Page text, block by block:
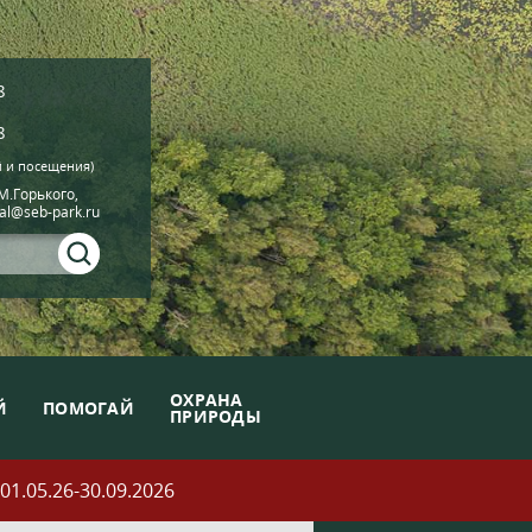
и посещения)
park.ru
ПОМОГАЙ ОХРАНА
ПРИРОДЫ
30.09.2026